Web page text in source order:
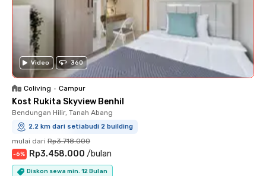
Video 360
Coliving • Campur
Kost Rukita Skyview Benhil
Bendungan Hilir, Tanah Abang
2.2 km dari setiabudi 2 building
mulai dari Rp3.718.000
-6% Rp3.458.000 /bulan
Diskon sewa min. 12 Bulan